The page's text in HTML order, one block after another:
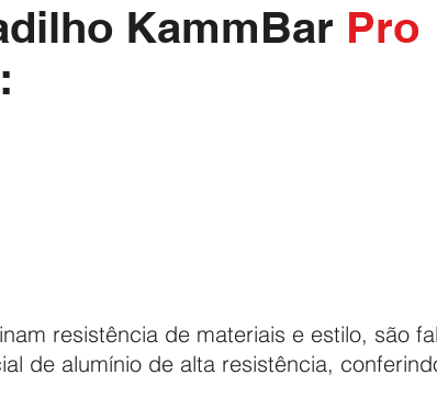
KammBar Pro
resistência de materiais e estilo, são
de alumínio de alta resistência,